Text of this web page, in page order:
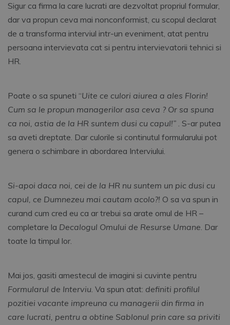
Sigur ca firma la care lucrati are dezvoltat propriul formular,
dar va propun ceva mai nonconformist, cu scopul declarat
de a transforma interviul intr-un eveniment, atat pentru
persoana intervievata cat si pentru intervievatorii tehnici si
HR.
Poate o sa spuneti “Uite ce culori aiurea a ales Florin!
Cum sa le propun managerilor asa ceva ? Or sa spuna
ca noi, astia de la HR suntem dusi cu capul!” . S-ar putea
sa aveti dreptate. Dar culorile si continutul formularului pot
genera o schimbare in abordarea Interviului.
Si-apoi daca noi, cei de la HR nu suntem un pic dusi cu
capul, ce Dumnezeu mai cautam acolo?! O sa va spun in
curand cum cred eu ca ar trebui sa arate omul de HR –
completare la Decalogul Omului de Resurse Umane. Dar
toate la timpul lor.
Mai jos, gasiti amestecul de imagini si cuvinte pentru
Formularul de Interviu. Va spun atat: definiti profilul
pozitiei vacante impreuna cu managerii din firma in
care lucrati, pentru a obtine Sablonul prin care sa priviti